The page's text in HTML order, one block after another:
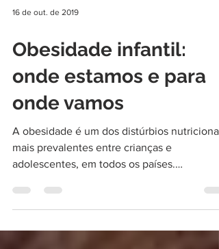
Obesidade infantil:
onde estamos e para
onde vamos
A obesidade é um dos distúrbios
mais prevalentes entre crianças e
adolescentes, em todos os países.